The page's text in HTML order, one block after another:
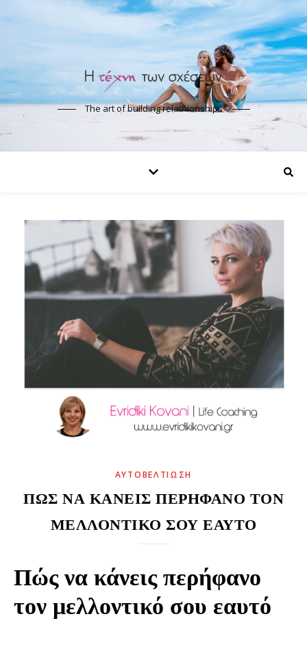
The art of building relathionships
ΑΥΤΟΒΕΛΤΊΩΣΗ
ΠΏΣ ΝΑ ΚΆΝΕΙΣ ΠΕΡΉΦΑΝΟ ΤΟΝ
ΜΕΛΛΟΝΤΙΚΌ ΣΟΥ ΕΑΥΤΌ
Πώς να κάνεις περήφανο
τον μελλοντικό σου εαυτό